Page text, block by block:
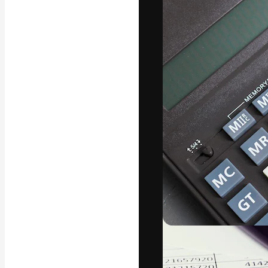
La plateforme
vos meilleurs
d’abonnés :
Français
Copyright © 2010-